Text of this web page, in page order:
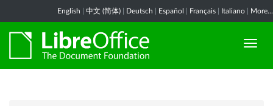
English 中文 (简体) Deutsch Español Français Italiano More...